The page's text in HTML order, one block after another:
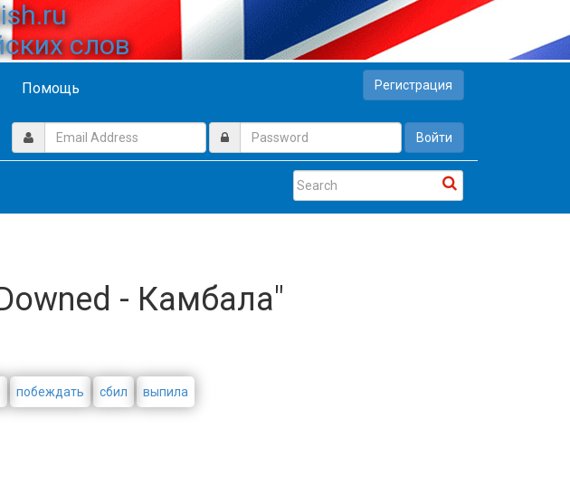
слов
Помощь Регистрация
Войти
- Камбала"
побеждать сбил выпила